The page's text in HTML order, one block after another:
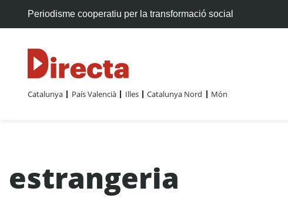
Periodisme cooperatiu per la transformació social
Catalunya País Valencià Illes Catalunya Nord Món
estrangeria